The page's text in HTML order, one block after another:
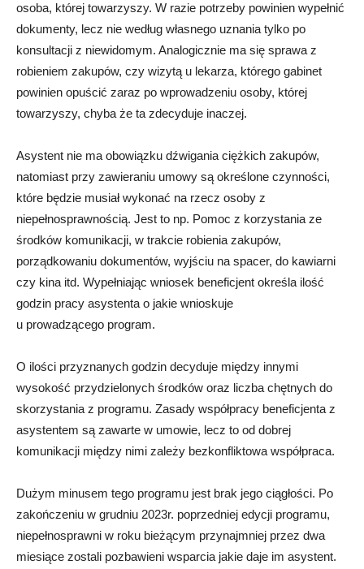
osoba, której towarzyszy. W razie potrzeby powinien wypełnić
dokumenty, lecz nie według własnego uznania tylko po
konsultacji z niewidomym. Analogicznie ma się sprawa z
robieniem zakupów, czy wizytą u lekarza, którego gabinet
powinien opuścić zaraz po wprowadzeniu osoby, której
towarzyszy, chyba że ta zdecyduje inaczej.
Asystent nie ma obowiązku dźwigania ciężkich zakupów,
natomiast przy zawieraniu umowy są określone czynności,
które będzie musiał wykonać na rzecz osoby z
niepełnosprawnością. Jest to np. Pomoc z korzystania ze
środków komunikacji, w trakcie robienia zakupów,
porządkowaniu dokumentów, wyjściu na spacer, do kawiarni
czy kina itd. Wypełniając wniosek beneficjent określa ilość
godzin pracy asystenta o jakie wnioskuje
u prowadzącego program.
O ilości przyznanych godzin decyduje między innymi
wysokość przydzielonych środków oraz liczba chętnych do
skorzystania z programu. Zasady współpracy beneficjenta z
asystentem są zawarte w umowie, lecz to od dobrej
komunikacji między nimi zależy bezkonfliktowa współpraca.
Dużym minusem tego programu jest brak jego ciągłości. Po
zakończeniu w grudniu 2023r. poprzedniej edycji programu,
niepełnosprawni w roku bieżącym przynajmniej przez dwa
miesiące zostali pozbawieni wsparcia jakie daje im asystent.